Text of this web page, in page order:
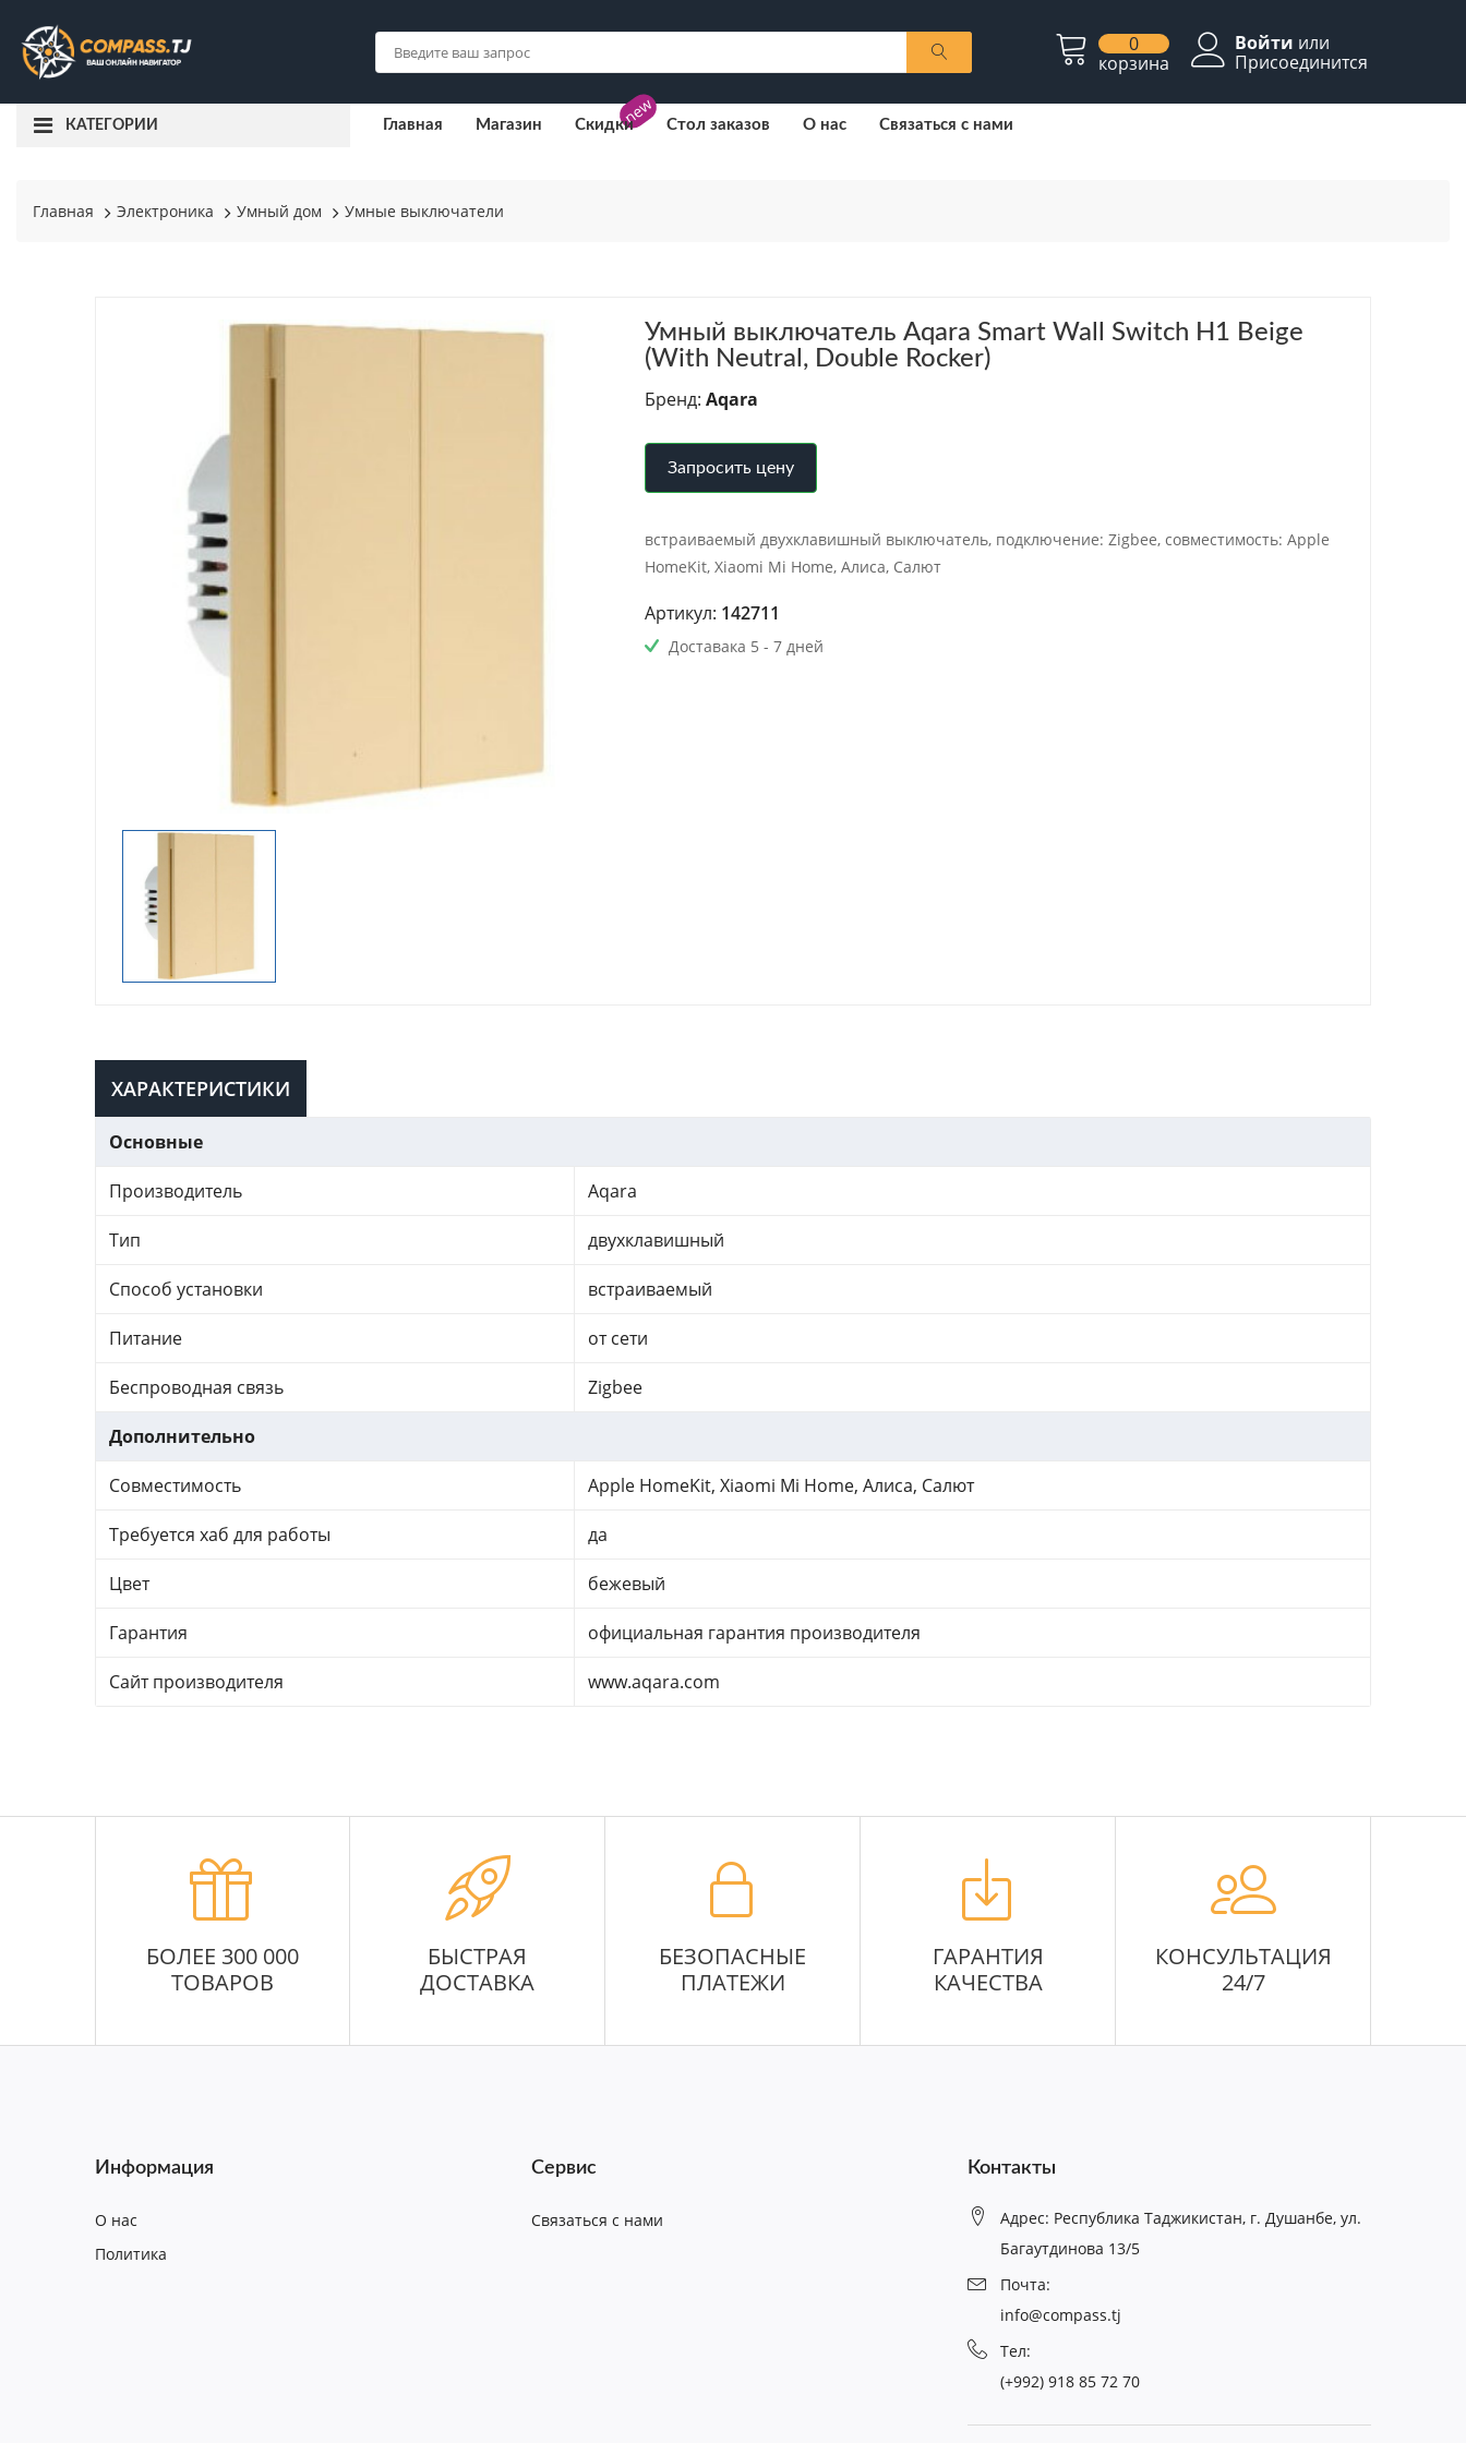
0
корзина
Войти или
Присоединится
КАТЕГОРИИ Главная Магазин new
Скидки Стол заказов О нас Связаться с нами
Главная Электроника Умный дом Умные выключатели
Умный выключатель Aqara Smart Wall Switch H1 Beige
(With Neutral, Double Rocker)
Бренд: Aqara
Запросить цену
встраиваемый двухклавишный выключатель, подключение: Zigbee, совместимость: Apple
HomeKit, Xiaomi Mi Home, Алиса, Салют
Артикул: 142711
Доставака 5 - 7 дней
ХАРАКТЕРИСТИКИ
Основные
Производитель Aqara
Тип двухклавишный
Способ установки встраиваемый
Питание от сети
Беспроводная связь Zigbee
Дополнительно
Совместимость Apple HomeKit, Xiaomi Mi Home, Алиса, Салют
Требуется хаб для работы да
Цвет бежевый
Гарантия официальная гарантия производителя
Сайт производителя www.aqara.com
БОЛЕЕ 300 000
ТОВАРОВ
БЫСТРАЯ
ДОСТАВКА
БЕЗОПАСНЫЕ
ПЛАТЕЖИ
ГАРАНТИЯ
КАЧЕСТВА
КОНСУЛЬТАЦИЯ
24/7
Информация
О нас
Политика
Сервис
Связаться с нами
Контакты
Адрес: Республика Таджикистан, г. Душанбе, ул.
Багаутдинова 13/5
Почта:
info@compass.tj
Тел:
(+992) 918 85 72 70